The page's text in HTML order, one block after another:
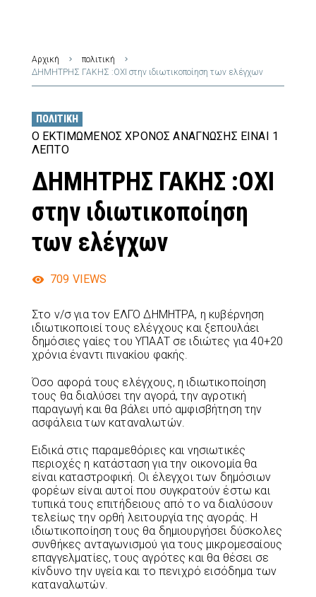
Αρχική
πολιτική
ΔΗΜΗΤΡΗΣ ΓΑΚΗΣ :ΟΧΙ στην ιδιωτικοποίηση των ελέγχων
ΠΟΛΙΤΙΚΉ
Ο ΕΚΤΙΜΏΜΕΝΟΣ ΧΡΌΝΟΣ ΑΝΆΓΝΩΣΗΣ ΕΊΝΑΙ 1
ΛΕΠΤΌ
ΔΗΜΗΤΡΗΣ ΓΑΚΗΣ :ΟΧΙ
στην ιδιωτικοποίηση
των ελέγχων
709 VIEWS
Στο ν/σ για τον ΕΛΓΟ ΔΗΜΗΤΡΑ, η κυβέρνηση
ιδιωτικοποιεί τους ελέγχους και ξεπουλάει
δημόσιες γαίες του ΥΠΑΑΤ σε ιδιώτες για 40+20
χρόνια έναντι πινακίου φακής.
Όσο αφορά τους ελέγχους, η ιδιωτικοποίηση
τους θα διαλύσει την αγορά, την αγροτική
παραγωγή και θα βάλει υπό αμφισβήτηση την
ασφάλεια των καταναλωτών.
Ειδικά στις παραμεθόριες και νησιωτικές
περιοχές η κατάσταση για την οικονομία θα
είναι καταστροφική. Οι έλεγχοι των δημόσιων
φορέων είναι αυτοί που συγκρατούν έστω και
τυπικά τους επιτήδειους από το να διαλύσουν
τελείως την ορθή λειτουργία της αγοράς. Η
ιδιωτικοποίηση τους θα δημιουργήσει δύσκολες
συνθήκες ανταγωνισμού για τους μικρομεσαίους
επαγγελματίες, τους αγρότες και θα θέσει σε
κίνδυνο την υγεία και το πενιχρό εισόδημα των
καταναλωτών.